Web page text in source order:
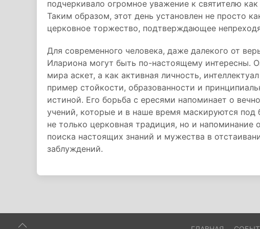
подчеркивало огромное уважение к святителю
Таким образом, этот день установлен не просто
церковное торжество, подтверждающее
Для современного человека, даже далекого от
Илариона могут быть по-настоящему интересны.
мира аскет, а как активная личность,
пример стойкости, образованности и
истиной. Его борьба с ересями напоминает о
учений, которые и в наше время маскируются
не только церковная традиция, но и
поиска настоящих знаний и мужества в
заблуждений.